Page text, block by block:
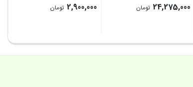
24,275,000 تومان
بستن
2,900,000 تومان
بستن